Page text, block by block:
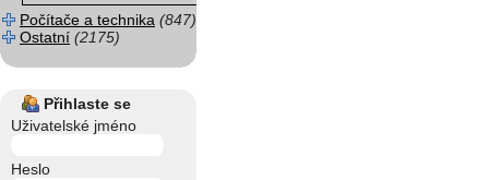
Počítače a technika (847)
Ostatní (2175)
Přihlaste se
Uživatelské jméno
Heslo